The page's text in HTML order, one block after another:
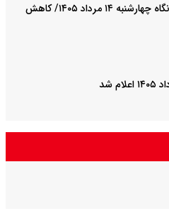
آخرین قیمت دلار، طلا و سکه؛ شبانگاه چهارشنبه ۱۴ مرداد ۱۴۰۵/ کاهش